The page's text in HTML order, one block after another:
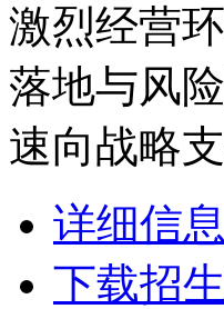
激烈经营
落地与风
速向战略
详细信息
下载招